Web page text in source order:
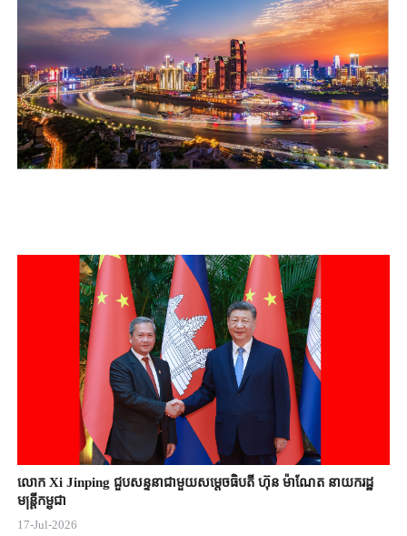
លោក Xi Jinping ជួបសន្ទនាជាមួយសម្តេចធិបតី ហ៊ុន ម៉ាណែត នាយករដ្ឋ
មន្ត្រីកម្ពុជា
17-Jul-2026